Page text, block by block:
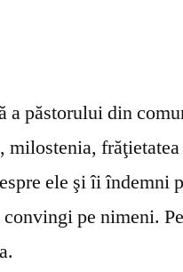
a păstorului din
milostenia,
ele şi îi îndemni
pe nimeni.